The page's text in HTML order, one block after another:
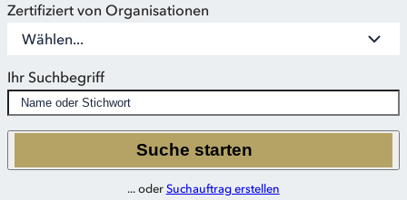
Zertifiziert von Organisationen
Wählen...
Ihr Suchbegriff
Suche starten
... oder Suchauftrag erstellen